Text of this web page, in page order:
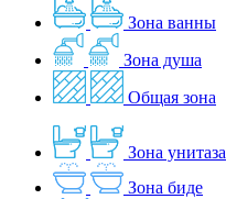
Зона ванны
Зона душа
Общая зона
Зона унитаза
Зона биде